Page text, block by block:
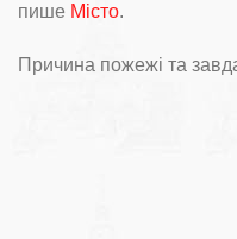
пише Місто.
Причина пожежі та